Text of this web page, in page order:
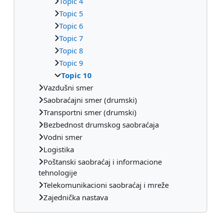
Topic 5
Topic 6
Topic 7
Topic 8
Topic 9
Topic 10
Vazdušni smer
Saobraćajni smer (drumski)
Transportni smer (drumski)
Bezbednost drumskog saobraćaja
Vodni smer
Logistika
Poštanski saobraćaj i informacione
tehnologije
Telekomunikacioni saobraćaj i mreže
Zajednička nastava